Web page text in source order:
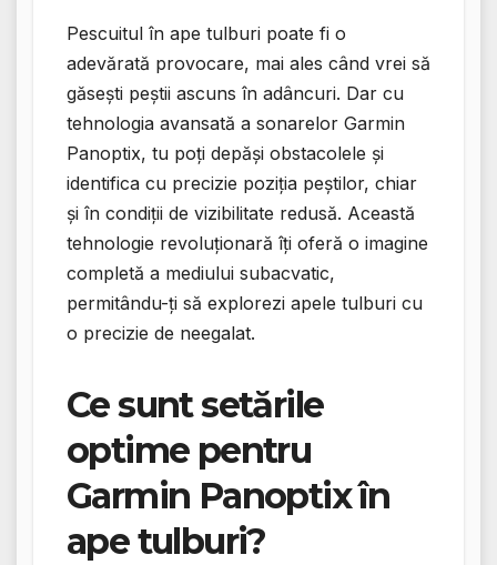
Pescuitul în ape tulburi poate fi o
adevărată provocare, mai ales când vrei să
găsești peștii ascuns în adâncuri. Dar cu
tehnologia avansată a sonarelor Garmin
Panoptix, tu poți depăși obstacolele și
identifica cu precizie poziția peștilor, chiar
și în condiții de vizibilitate redusă. Această
tehnologie revoluționară îți oferă o imagine
completă a mediului subacvatic,
permitându-ți să explorezi apele tulburi cu
o precizie de neegalat.
Ce sunt setările
optime pentru
Garmin Panoptix în
ape tulburi?